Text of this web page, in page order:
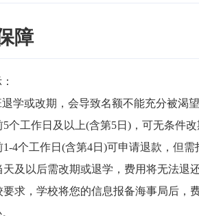
障
学或改期，会导致名额不能充分被渴
5个工作日及以上(含第5日)，可无条件
1-4个工作日(含第4日)可申请退款，但
天及以后需改期或退学，费用将无法退
要求，学校将您的信息报备海事局后，